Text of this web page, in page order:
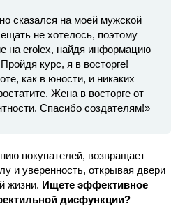
сказался на моей мужской
не хотелось, поэтому
на erolex, найдя информацию
курс, я в восторге!
как в юности, и никаких
Жена в восторге от
Спасибо создателям!»
покупателей, возвращает
и уверенность, открывая двери
жизни. Ищете эффективное
дисфункции?